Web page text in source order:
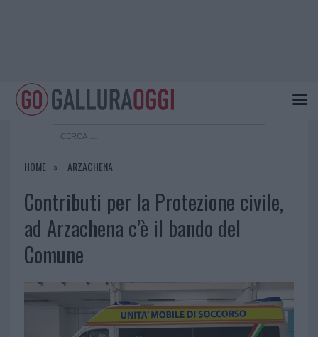
HOME ARZACHENA
Contributi per la Protezione civile,
ad Arzachena c’è il bando del
Comune